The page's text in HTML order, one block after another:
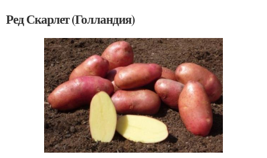
Ред Скарлет (Голландия)